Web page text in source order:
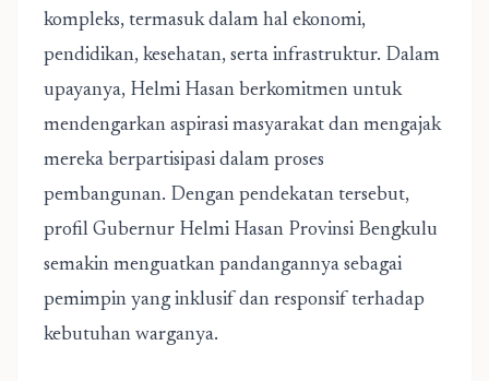
kompleks, termasuk dalam hal ekonomi,
pendidikan, kesehatan, serta infrastruktur. Dalam
upayanya, Helmi Hasan berkomitmen untuk
mendengarkan aspirasi masyarakat dan mengajak
mereka berpartisipasi dalam proses
pembangunan. Dengan pendekatan tersebut,
profil Gubernur Helmi Hasan Provinsi Bengkulu
semakin menguatkan pandangannya sebagai
pemimpin yang inklusif dan responsif terhadap
kebutuhan warganya.